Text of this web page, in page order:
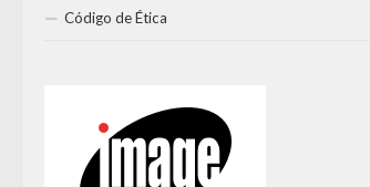
Código de Ética